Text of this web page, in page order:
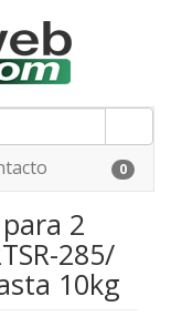
0
2
285/
10kg